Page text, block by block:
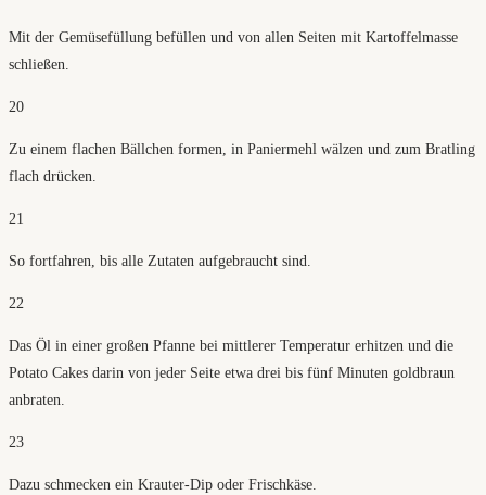
Mit der Gemüsefüllung befüllen und von allen Seiten mit Kartoffelmasse
schließen.
20
Zu einem flachen Bällchen formen, in Paniermehl wälzen und zum Bratling
flach drücken.
21
So fortfahren, bis alle Zutaten aufgebraucht sind.
22
Das Öl in einer großen Pfanne bei mittlerer Temperatur erhitzen und die
Potato Cakes darin von jeder Seite etwa drei bis fünf Minuten goldbraun
anbraten.
23
Dazu schmecken ein Krauter-Dip oder Frischkäse.